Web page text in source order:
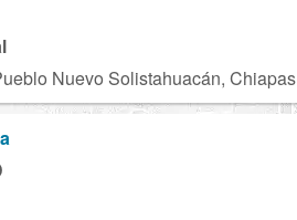
Nuevo Solistahuacán, Chiapas